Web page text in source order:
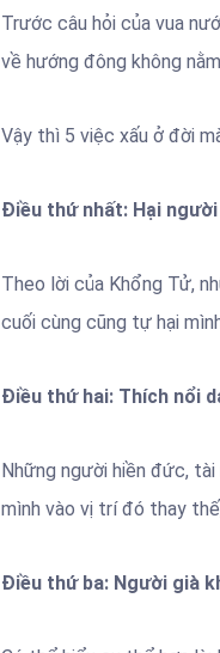
Trước câu hỏi của vua
về hướng đông không
Vậy thì 5 việc xấu ở đời
Điều thứ nhất: Hại
Theo lời của Khổng Tử,
cuối cùng cũng tự hại
Điều thứ hai: Thích nổi
Những người hiền đức,
mình vào vị trí đó thay
Điều thứ ba: Người già